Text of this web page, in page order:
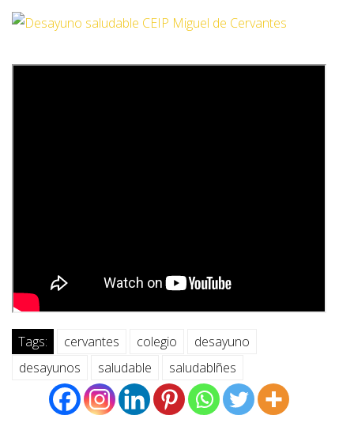
Tags: cervantes colegio
desayuno
desayunos
saludable saludablñes